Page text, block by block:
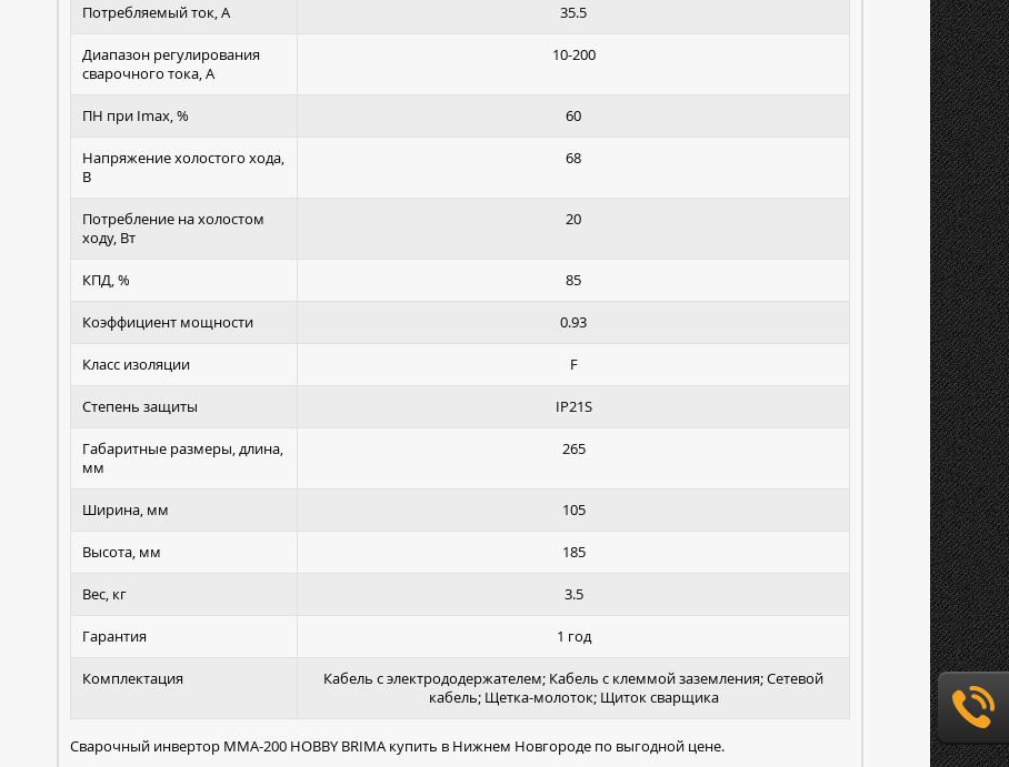
Потребляемый ток, А 35.5
Диапазон регулирования
сварочного тока, А
10-200
ПН при Imax, % 60
Напряжение холостого хода,
В
68
Потребление на холостом
ходу, Вт
20
КПД, % 85
Коэффициент мощности 0.93
Класс изоляции F
Степень защиты IP21S
Габаритные размеры, длина,
мм
265
Ширина, мм 105
Высота, мм 185
Вес, кг 3.5
Гарантия 1 год
Комплектация
Кабель с электрододержателем; Кабель с клеммой заземления; Сетевой
кабель; Щетка-молоток; Щиток сварщика
Сварочный инвертор MMA-200 HOBBY BRIMA купить в Нижнем Новгороде по выгодной цене.